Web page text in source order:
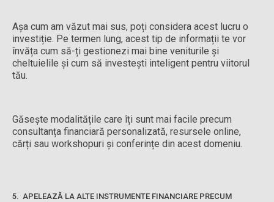
Așa cum am văzut mai sus, poți considera acest lucru o
investiție. Pe termen lung, acest tip de informații te vor
învăța cum să-ți gestionezi mai bine veniturile și
cheltuielile și cum să investești inteligent pentru viitorul
tău.
Găsește modalitățile care îți sunt mai facile precum
consultanța financiară personalizată, resursele online,
cărți sau workshopuri și conferințe din acest domeniu.
5. APELEAZĂ LA ALTE INSTRUMENTE FINANCIARE PRECUM